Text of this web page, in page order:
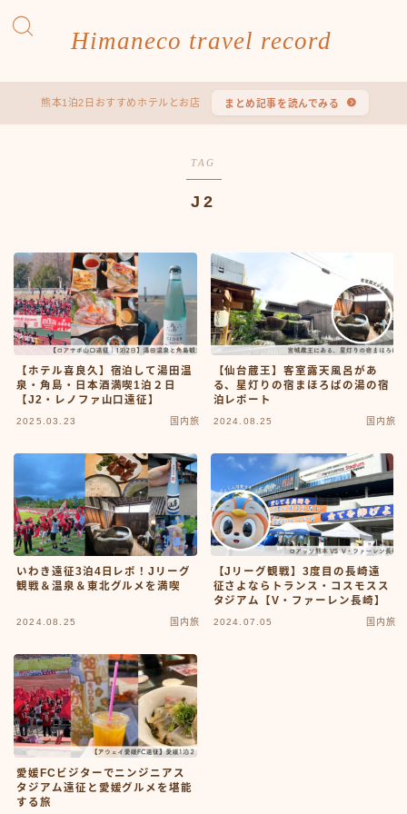
Himaneco travel record
熊本1泊2日おすすめホテルとお店 まとめ記事を読んでみる
TAG
J2
【ホテル喜良久】宿泊して湯田温
泉・角島・日本酒満喫1泊２日
【J2・レノファ山口遠征】
2025.03.23 国内旅
【仙台蔵王】客室露天風呂があ
る、星灯りの宿まほろばの湯の宿
泊レポート
2024.08.25 国内旅
いわき遠征3泊4日レポ！Jリーグ
観戦＆温泉＆東北グルメを満喫
2024.08.25 国内旅
【Jリーグ観戦】3度目の長崎遠
征さよならトランス・コスモスス
タジアム【V・ファーレン長崎】
2024.07.05 国内旅
愛媛FCビジターでニンジニアス
タジアム遠征と愛媛グルメを堪能
する旅